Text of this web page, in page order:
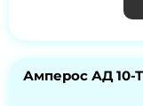
Амперос АД 10-